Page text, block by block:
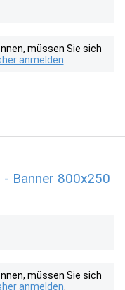
müssen Sie sich
anmelden
Banner 800x250
müssen Sie sich
anmelden